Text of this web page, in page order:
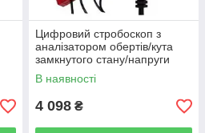
Цифровий стробоскоп з
аналізатором обертів/кута
замкнутого стану/напруги
Trisco DA-3100NS
В наявності
4 098 ₴